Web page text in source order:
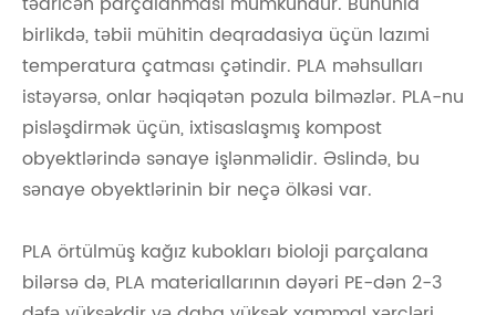
birlikdə, təbii mühitin deqradasiya üçün lazımi
temperatura çatması çətindir. PLA məhsulları
istəyərsə, onlar həqiqətən pozula bilməzlər. PLA-nu
pisləşdirmək üçün, ixtisaslaşmış kompost
obyektlərində sənaye işlənməlidir. Əslində, bu
sənaye obyektlərinin bir neçə ölkəsi var.
PLA örtülmüş kağız kubokları bioloji parçalana
bilərsə də, PLA materiallarının dəyəri PE-dən 2-3